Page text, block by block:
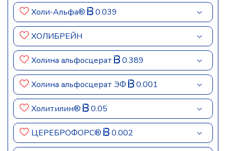
Холи-Альфа® 0.039
ХОЛИБРЕЙН
Холина альфосцерат 0.389
Холина альфосцерат ЭФ 0.001
Холитилин® 0.05
ЦЕРЕБРОФОРС® 0.002